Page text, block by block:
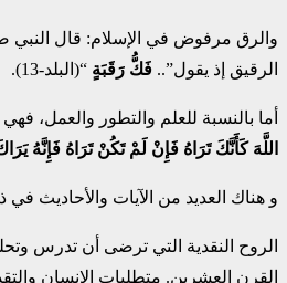
والرق مرفوض في الإسلام: قال
الرقيق إذ يقول”.. فَكُّ رَقَبَةٍ “(البلد-13).
أما بالنسبة للعلم والتطور والعمل،
اللَّهَ كَأَنَّكَ تَرَاهُ فَإِنْ لَمْ تَكُنْ تَرَاهُ فَإِنَّهُ
و هناك العديد من الآيات والأحاديث
الروح النقدية التي ترضى أن تدرس
القرن العشرين. متطلبات الإنسان